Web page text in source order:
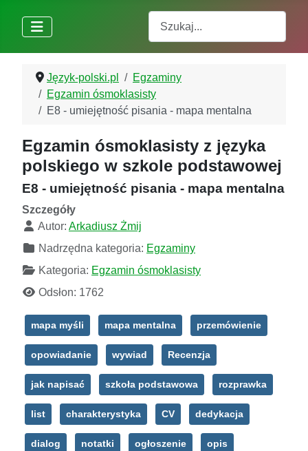
Język-polski.pl
Egzaminy
Egzamin ósmoklasisty
E8 - umiejętność pisania - mapa mentalna
Egzamin ósmoklasisty z języka
polskiego w szkole podstawowej
E8 - umiejętność pisania - mapa mentalna
Szczegóły
Autor: Arkadiusz Żmij
Nadrzędna kategoria: Egzaminy
Kategoria: Egzamin ósmoklasisty
Odsłon: 1762
mapa myśli mapa mentalna przemówienie
opowiadanie wywiad Recenzja
jak napisać szkoła podstawowa rozprawka
list charakterystyka CV dedykacja
dialog notatki ogłoszenie opis